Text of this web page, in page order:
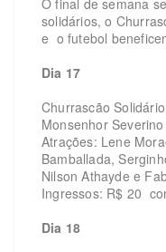
O final de semana
solidários, o
e o futebol
Dia 17
Churrascão
Monsenhor Severino
Atrações: Lene
Bamballada,
Nilson Athayde e
Ingressos: R$ 20
Dia 18